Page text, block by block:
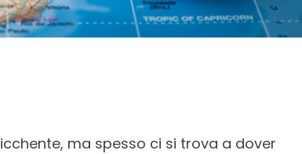
ma spesso ci si trova a dover